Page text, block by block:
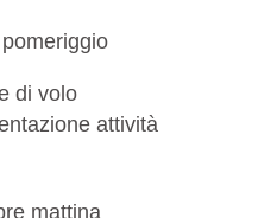
di volo
attività
mattina